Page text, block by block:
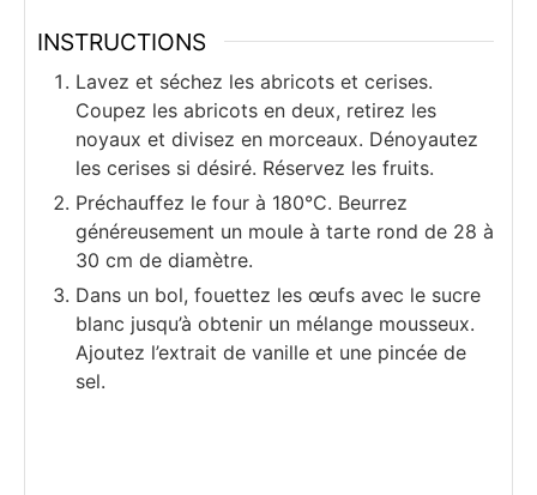
INSTRUCTIONS
Lavez et séchez les abricots et cerises.
Coupez les abricots en deux, retirez les
noyaux et divisez en morceaux. Dénoyautez
les cerises si désiré. Réservez les fruits.
Préchauffez le four à 180°C. Beurrez
généreusement un moule à tarte rond de 28 à
30 cm de diamètre.
Dans un bol, fouettez les œufs avec le sucre
blanc jusqu’à obtenir un mélange mousseux.
Ajoutez l’extrait de vanille et une pincée de
sel.